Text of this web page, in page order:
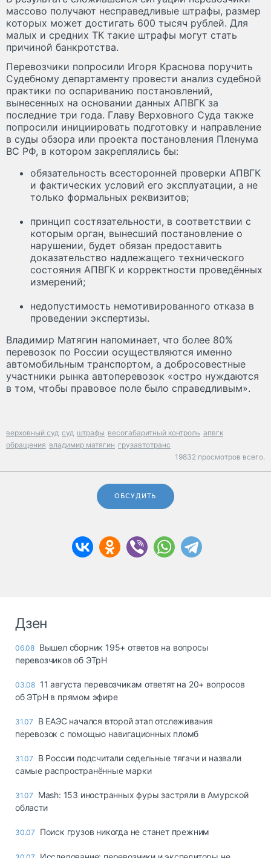
массово получают несправедливые штрафы, размер
которых может достигать 600 тысяч рублей. Для
малых и средних ТК такие штрафы могут стать
причиной банкротства.
Перевозчики попросили Игоря Краснова поручить
Судебному департаменту провести анализ судебной
практики по оспариванию постановлений,
вынесенных на основании данных АПВГК за
последние три года. Главу Верховного Суда также
попросили инициировать подготовку и направление
в суды обзора или проекта постановления Пленума
ВС РФ, в котором закреплялись бы:
обязательность всесторонней проверки АПВГК
и фактических условий его эксплуатации, а не
только формальных реквизитов;
принцип состязательности, в соответствии с
которым орган, вынесший постановление о
нарушении, будет обязан предоставить
доказательство надлежащего технического
состояния АПВГК и корректности проведённых
измерений;
недопустимость немотивированного отказа в
проведении экспертизы.
Владимир Матягин напоминает, что более 80%
перевозок по России осуществляются именно
автомобильным транспортом, а добросовестные
участники рынка автоперевозок «остро нуждаются
в том, чтобы правовое поле было справедливым».
верховный суд суд штрафы весогабаритный контроль апвгк
обращения владимир матягин грузавтотранс
19832 просмотров всего.
ОБСУДИТЬ
Дзен
06.08 Вышел сборник 195+ ответов на вопросы
перевозчиков об ЭТрН
03.08 11 августа перевозчикам ответят на 20+ вопросов
об ЭТрН в прямом эфире
31.07
В ЕАЭС начался второй этап отслеживания
перевозок с помощью навигационных пломб
31.07
В России подсчитали седельные тягачи и назвали
самые распространённые марки
31.07
Mash: 153 иностранных фуры застряли в Амурской
области
30.07 Поиск грузов никогда не станет прежним